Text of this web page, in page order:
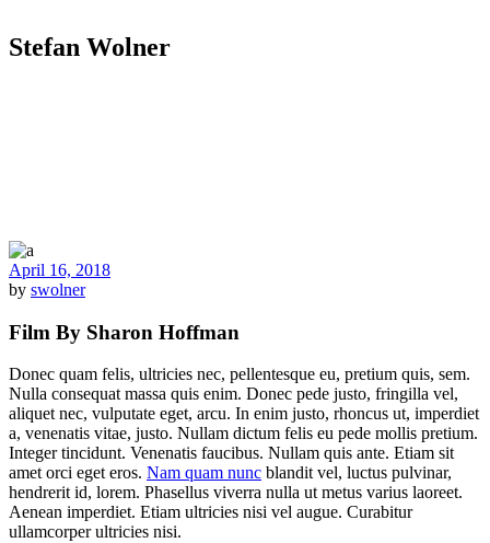
Stefan Wolner
April 16, 2018
by swolner
Film By Sharon Hoffman
Donec quam felis, ultricies nec, pellentesque eu, pretium quis, sem.
Nulla consequat massa quis enim. Donec pede justo, fringilla vel,
aliquet nec, vulputate eget, arcu. In enim justo, rhoncus ut, imperdiet
a, venenatis vitae, justo. Nullam dictum felis eu pede mollis pretium.
Integer tincidunt. Venenatis faucibus. Nullam quis ante. Etiam sit
amet orci eget eros. Nam quam nunc blandit vel, luctus pulvinar,
hendrerit id, lorem. Phasellus viverra nulla ut metus varius laoreet.
Aenean imperdiet. Etiam ultricies nisi vel augue. Curabitur
ullamcorper ultricies nisi.